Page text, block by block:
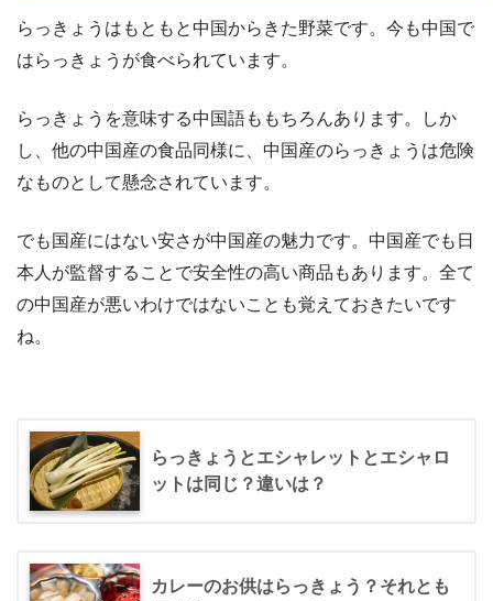
らっきょうはもともと中国からきた野菜です。今も中国で
はらっきょうが食べられています。
らっきょうを意味する中国語ももちろんあります。しか
し、他の中国産の食品同様に、中国産のらっきょうは危険
なものとして懸念されています。
でも国産にはない安さが中国産の魅力です。中国産でも日
本人が監督することで安全性の高い商品もあります。全て
の中国産が悪いわけではないことも覚えておきたいです
ね。
らっきょうとエシャレットとエシャロ
ットは同じ？違いは？
カレーのお供はらっきょう？それとも